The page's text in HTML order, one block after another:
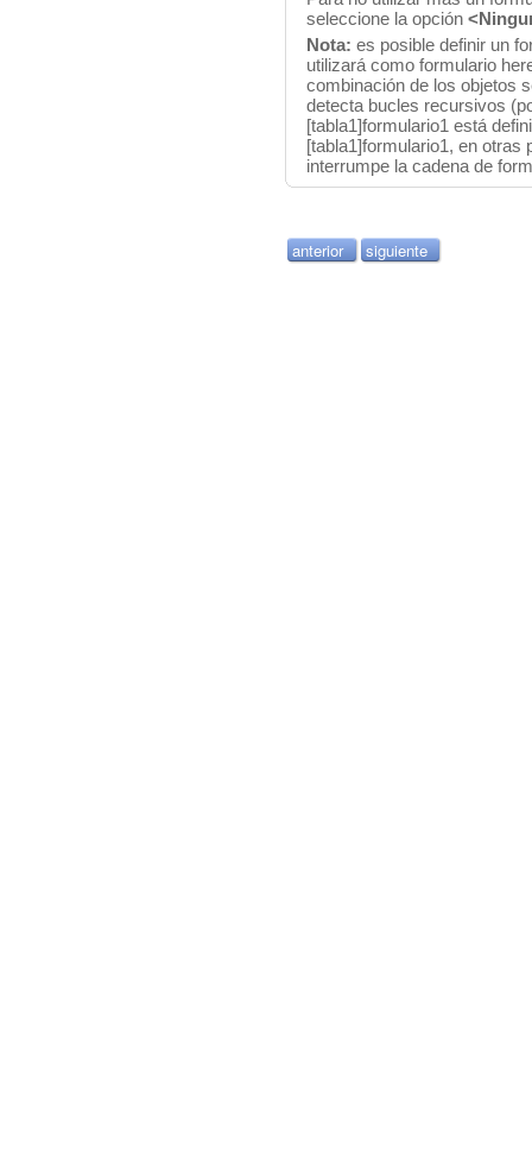
seleccione la opción
Nota: es posible definir un
utilizará como formulario
combinación de los objetos
detecta bucles recursivos
[tabla1]formulario1 está
[tabla1]formulario1, en otras
interrumpe la cadena de
anterior siguiente